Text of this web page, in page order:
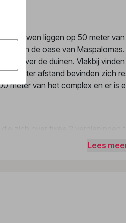
liggen op 50 meter
van de oase van
over de duinen. Vlakbij
meter afstand bevinden zich
meter van het complex en er is
is hulZwembadzichtaardig bij
faciliteiten behoren een 24-uurs
Lees